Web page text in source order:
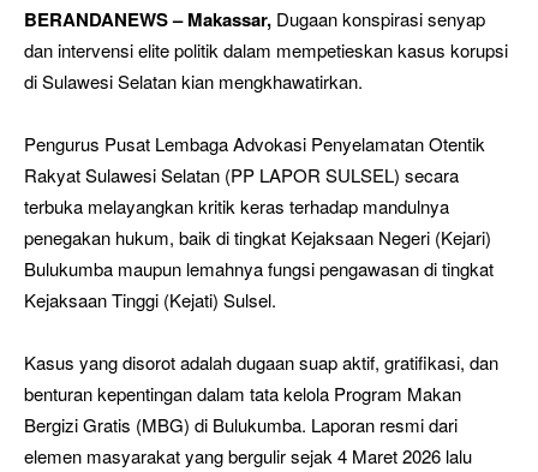
BERANDANEWS – Makassar, Dugaan konspirasi senyap
dan intervensi elite politik dalam mempetieskan kasus korupsi
di Sulawesi Selatan kian mengkhawatirkan.
Pengurus Pusat Lembaga Advokasi Penyelamatan Otentik
Rakyat Sulawesi Selatan (PP LAPOR SULSEL) secara
terbuka melayangkan kritik keras terhadap mandulnya
penegakan hukum, baik di tingkat Kejaksaan Negeri (Kejari)
Bulukumba maupun lemahnya fungsi pengawasan di tingkat
Kejaksaan Tinggi (Kejati) Sulsel.
Kasus yang disorot adalah dugaan suap aktif, gratifikasi, dan
benturan kepentingan dalam tata kelola Program Makan
Bergizi Gratis (MBG) di Bulukumba. Laporan resmi dari
elemen masyarakat yang bergulir sejak 4 Maret 2026 lalu